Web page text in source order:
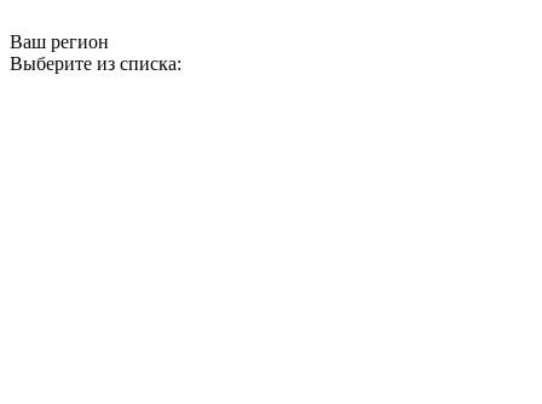
Ваш регион
Выберите из списка: